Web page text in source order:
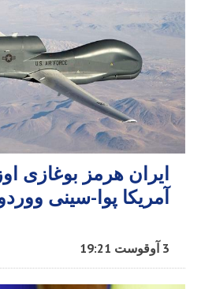
ایران هرمز بوغازی
آمریکا پوا-سینی
3 آوقوست 19:21